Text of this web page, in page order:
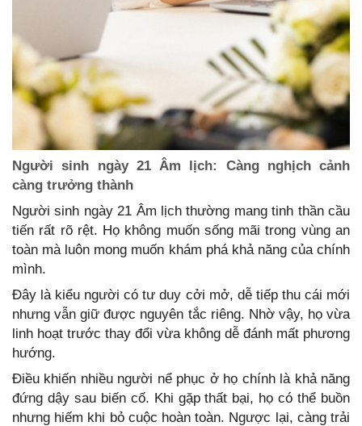
Người sinh ngày 21 Âm lịch: Càng nghịch cảnh
càng trưởng thành
Người sinh ngày 21 Âm lịch thường mang tinh thần cầu
tiến rất rõ rệt. Họ không muốn sống mãi trong vùng an
toàn mà luôn mong muốn khám phá khả năng của chính
mình.
Đây là kiểu người có tư duy cởi mở, dễ tiếp thu cái mới
nhưng vẫn giữ được nguyên tắc riêng. Nhờ vậy, họ vừa
linh hoạt trước thay đổi vừa không dễ đánh mất phương
hướng.
Điều khiến nhiều người nể phục ở họ chính là khả năng
đứng dậy sau biến cố. Khi gặp thất bại, họ có thể buồn
nhưng hiếm khi bỏ cuộc hoàn toàn. Ngược lại, càng trải